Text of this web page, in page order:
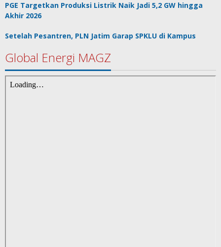
PGE Targetkan Produksi Listrik Naik Jadi 5,2 GW hingga
Akhir 2026
Setelah Pesantren, PLN Jatim Garap SPKLU di Kampus
Global Energi MAGZ